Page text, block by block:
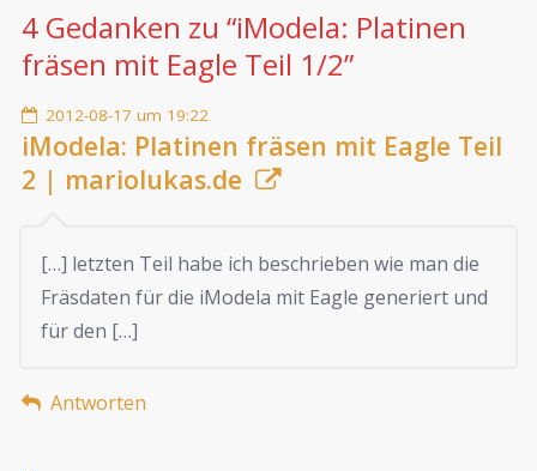
4 Gedanken zu “iModela: Platinen
fräsen mit Eagle Teil 1/2”
2012-08-17 um 19:22
iModela: Platinen fräsen mit Eagle Teil
2 | mariolukas.de
[…] letzten Teil habe ich beschrieben wie man die
Fräsdaten für die iModela mit Eagle generiert und
für den […]
Antworten